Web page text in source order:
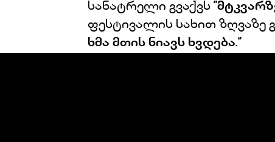
სანატრელი გვაქვს
ფესტივალის სახით ზღვაზე
ხმა მთის ნიავს ხვდება.‘’